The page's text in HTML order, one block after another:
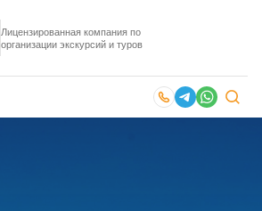
Лицензированная компания по
организации экскурсий и туров